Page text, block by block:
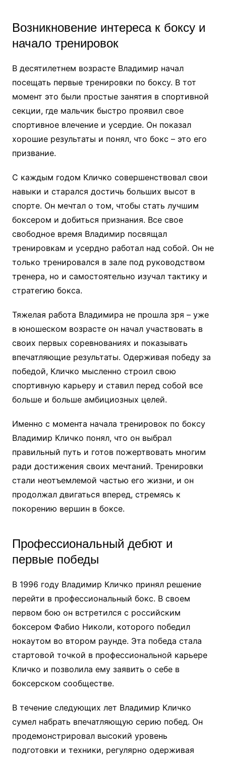
Возникновение интереса к боксу и
начало тренировок
В десятилетнем возрасте Владимир начал
посещать первые тренировки по боксу. В тот
момент это были простые занятия в спортивной
секции, где мальчик быстро проявил свое
спортивное влечение и усердие. Он показал
хорошие результаты и понял, что бокс – это его
призвание.
С каждым годом Кличко совершенствовал свои
навыки и старался достичь больших высот в
спорте. Он мечтал о том, чтобы стать лучшим
боксером и добиться признания. Все свое
свободное время Владимир посвящал
тренировкам и усердно работал над собой. Он не
только тренировался в зале под руководством
тренера, но и самостоятельно изучал тактику и
стратегию бокса.
Тяжелая работа Владимира не прошла зря – уже
в юношеском возрасте он начал участвовать в
своих первых соревнованиях и показывать
впечатляющие результаты. Одерживая победу за
победой, Кличко мысленно строил свою
спортивную карьеру и ставил перед собой все
больше и больше амбициозных целей.
Именно с момента начала тренировок по боксу
Владимир Кличко понял, что он выбрал
правильный путь и готов пожертвовать многим
ради достижения своих мечтаний. Тренировки
стали неотъемлемой частью его жизни, и он
продолжал двигаться вперед, стремясь к
покорению вершин в боксе.
Профессиональный дебют и
первые победы
В 1996 году Владимир Кличко принял решение
перейти в профессиональный бокс. В своем
первом бою он встретился с российским
боксером Фабио Николи, которого победил
нокаутом во втором раунде. Эта победа стала
стартовой точкой в профессиональной карьере
Кличко и позволила ему заявить о себе в
боксерском сообществе.
В течение следующих лет Владимир Кличко
сумел набрать впечатляющую серию побед. Он
продемонстрировал высокий уровень
подготовки и техники, регулярно одерживая